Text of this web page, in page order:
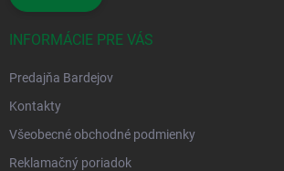
INFORMÁCIE PRE VÁS
Predajňa Bardejov
Kontakty
Všeobecné obchodné podmienky
Reklamačný poriadok